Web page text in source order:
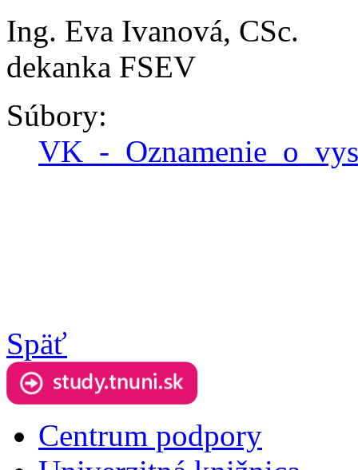
Ing. Eva Ivanová, CSc.
dekanka FSEV
Súbory:
VK_-
Späť
Centrum podpory